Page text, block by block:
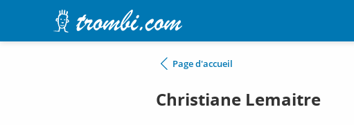
Page d'accueil
Christiane Lemaitre